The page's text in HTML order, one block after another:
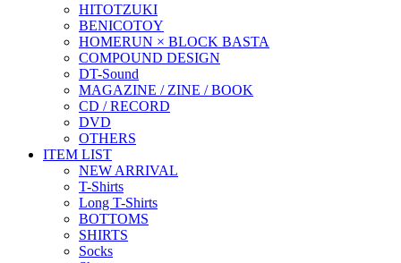
HITOTZUKI
BENICOTOY
HOMERUN × BLOCK BASTA
COMPOUND DESIGN
DT-Sound
MAGAZINE / ZINE / BOOK
CD / RECORD
DVD
OTHERS
ITEM LIST
NEW ARRIVAL
T-Shirts
Long T-Shirts
BOTTOMS
SHIRTS
Socks